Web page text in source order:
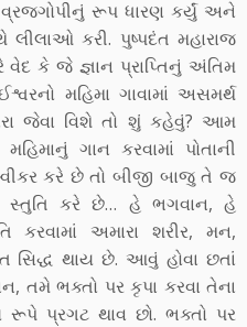
રૂપ ધારણ કર્યું અને
લીલાઓ કરી. પુષ્પદંત મહારાજ
કે જે જ્ઞાન પ્રાપ્તિનું અંતિમ
મહિમા ગાવામાં અસમર્થ
જેવા વિશે તો શું કહેવું? આમ
ગાન કરવામાં પોતાની
કરે છે તો બીજી બાજુ તે જ
સ્તુતિ કરે છે… હે ભગવાન, હે
અમારા શરીર, મન,
સિદ્ધ થાય છે. આવું હોવા છતાં
તમે ભક્તો પર કૃપા કરવા તેના
પ્રગટ થાવ છો. ભક્તો પર